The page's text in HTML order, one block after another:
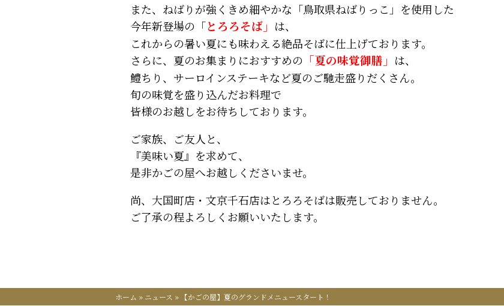
また、ねばりが強くきめ細やかな「鳥取県ねばりっこ」を使用した
今年新登場の「とろろそば」 は、
これからの暑い夏にも味わえる絶品そばに仕上げております。
さらに、夏のお集まりにおすすめの 「夏の味覚御膳」 は、
鱧ちり、サーロインステーキなど夏のご馳走盛りだくさん。
旬の味覚を盛り込んだお料理で
皆様のお越しをお待ちしております。
ご家族、ご友人と、
『美味い夏』を求めて、
是非かごの屋へお越しくださいませ。
尚、大国町店・文京千石店はとろろそばは販売しておりません。
ご了承の程よろしくお願いいたします。
ホーム » ニュース » 【かごの屋】夏のグランドメニュースタート！